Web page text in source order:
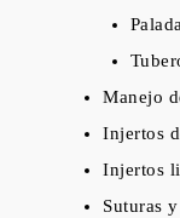
Manejo
Injertos
Injertos
Suturas